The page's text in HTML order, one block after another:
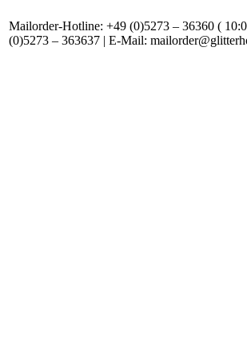
Mailorder-Hotline: +49 (0)5273 – 36360 (
(0)5273 – 363637 | E-Mail: